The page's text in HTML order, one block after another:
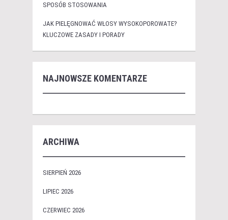
SPOSÓB STOSOWANIA
JAK PIELĘGNOWAĆ WŁOSY WYSOKOPOROWATE?
KLUCZOWE ZASADY I PORADY
NAJNOWSZE KOMENTARZE
ARCHIWA
SIERPIEŃ 2026
LIPIEC 2026
CZERWIEC 2026